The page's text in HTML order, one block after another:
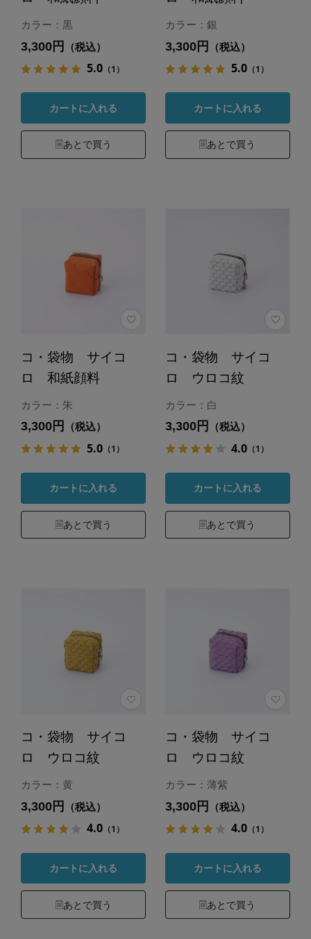
カラー：黒
3,300円 （税込）
5.0（1）
カートに入れる
あとで買う
カラー：銀
3,300円 （税込）
5.0（1）
カートに入れる
あとで買う
コ・袋物 サイコ
ロ 和紙顔料
カラー：朱
3,300円 （税込）
5.0（1）
カートに入れる
あとで買う
コ・袋物 サイコ
ロ ウロコ紋
カラー：白
3,300円 （税込）
4.0（1）
カートに入れる
あとで買う
コ・袋物 サイコ
ロ ウロコ紋
カラー：黄
3,300円 （税込）
4.0（1）
カートに入れる
あとで買う
コ・袋物 サイコ
ロ ウロコ紋
カラー：薄紫
3,300円 （税込）
4.0（1）
カートに入れる
あとで買う